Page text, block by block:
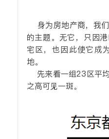
身为房地产商，我
的主题。无它，只因
宅区，也因此使它成
地。
先来看一组23区平
之高可见一斑。